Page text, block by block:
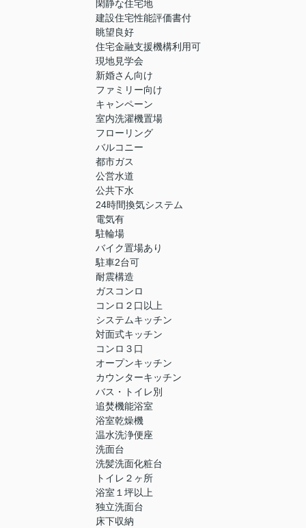
閑静な住宅地
建設住宅性能評価書付
眺望良好
住宅金融支援機構利用可
現地見学会
新婚さん向け
ファミリー向け
キャンペーン
室内洗濯機置場
フローリング
バルコニー
都市ガス
公営水道
公共下水
24時間換気システム
電気有
駐輪場
バイク置場あり
駐車2台可
耐震構造
ガスコンロ
コンロ２口以上
システムキッチン
対面式キッチン
コンロ３口
オープンキッチン
カウンターキッチン
バス・トイレ別
追焚機能浴室
浴室乾燥機
温水洗浄便座
洗面台
洗髪洗面化粧台
トイレ２ヶ所
浴室１坪以上
独立洗面台
床下収納